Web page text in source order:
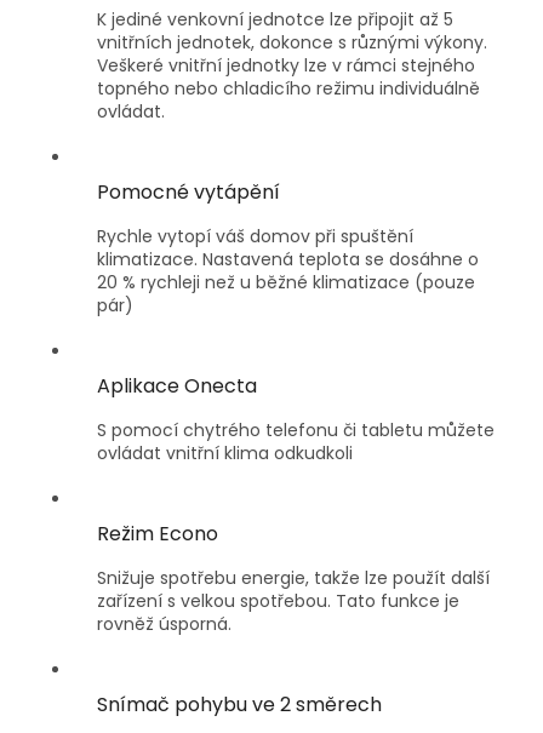
K jediné venkovní jednotce lze připojit až 5
vnitřních jednotek, dokonce s různými výkony.
Veškeré vnitřní jednotky lze v rámci stejného
topného nebo chladicího režimu individuálně
ovládat.
Pomocné vytápění
Rychle vytopí váš domov při spuštění
klimatizace. Nastavená teplota se dosáhne o
20 % rychleji než u běžné klimatizace (pouze
pár)
Aplikace Onecta
S pomocí chytrého telefonu či tabletu můžete
ovládat vnitřní klima odkudkoli
Režim Econo
Snižuje spotřebu energie, takže lze použít další
zařízení s velkou spotřebou. Tato funkce je
rovněž úsporná.
Snímač pohybu ve 2 směrech